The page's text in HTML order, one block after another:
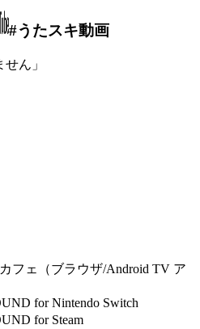
#うたスキ動画
ん」
フェ（ブラウザ/Android TV ア
for Nintendo Switch
for Steam